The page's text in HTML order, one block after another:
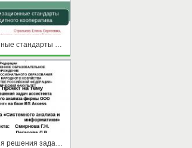
Автоматизация решения задач ассистента отдела кредитного анализа фирмы ООО «Элемент Лизинг» на базе MS Access